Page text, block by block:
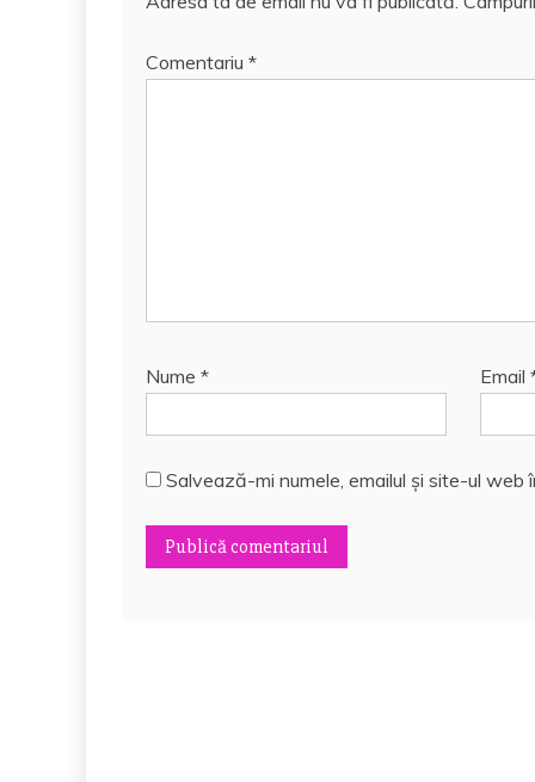
Comentariu *
Nume * Email
Salvează-mi numele, emailul și site-ul